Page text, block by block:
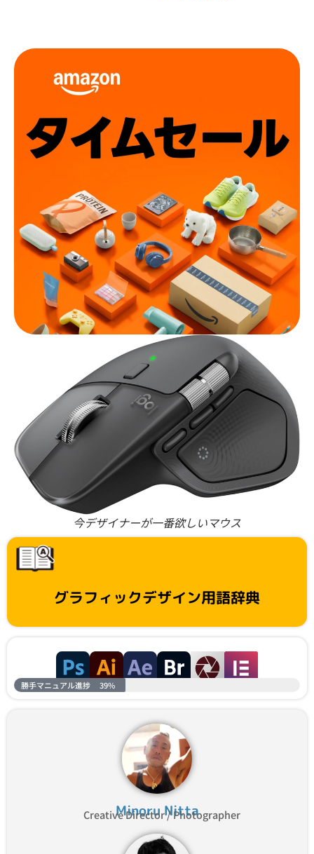
今デザイナーが一番欲しいマウス
グラフィックデザイン用語辞典
勝手マニュアル進捗 39%
Minoru Nitta
Creative Director / Photographer